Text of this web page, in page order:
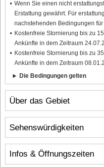
Über das Gebiet
Infos & Öffnungszeiten
Wenn Sie einen nicht
Erstattung gewährt. Für
nachstehenden Bedingungen
Kostenfreie Stornierung bis zu
Ankünfte in dem Zeitraum
Kostenfreie Stornierung bis zu
Ankünfte in dem Zeitraum
Die Bedingungen gelten
Sehenswürdigkeiten